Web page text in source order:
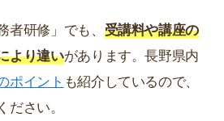
研修」でも、 受講料や講座の
より違いがあります。長野県内
ポイント も紹介しているので、
さい。